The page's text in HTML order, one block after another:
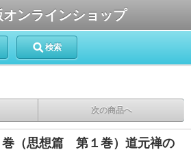
ンラインショップ
検索
次の商品へ
（思想篇 第１巻）道元禅の